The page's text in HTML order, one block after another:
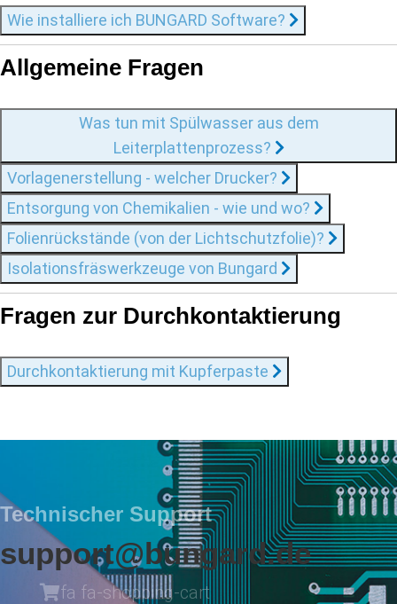
Wie installiere ich BUNGARD Software?
Allgemeine Fragen
Was tun mit Spülwasser aus dem
Leiterplattenprozess?
Vorlagenerstellung - welcher Drucker?
Entsorgung von Chemikalien - wie und wo?
Folienrückstände (von der Lichtschutzfolie)?
Isolationsfräswerkzeuge von Bungard
Fragen zur Durchkontaktierung
Durchkontaktierung mit Kupferpaste
Technischer Support
support@bungard.de
fa fa-shopping-cart